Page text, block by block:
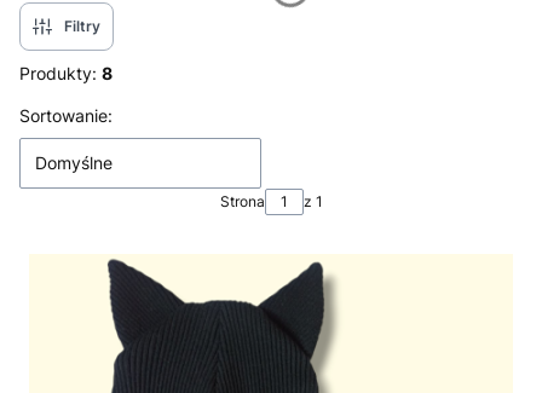
Filtry
Produkty: 8
Lista produktów
Sortowanie:
Domyślne
Strona z 1